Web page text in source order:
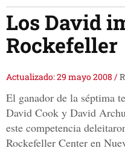
Los David
Rockefeller
Actualizado: 29 mayo 2008 /
El ganador de la séptima
David Cook y David
este competencia
Rockefeller Center en